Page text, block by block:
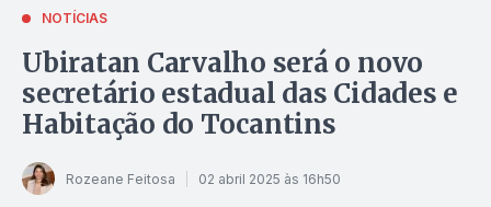
NOTÍCIAS
Ubiratan Carvalho será o novo
secretário estadual das Cidades e
Habitação do Tocantins
Rozeane Feitosa 02 abril 2025 às 16h50